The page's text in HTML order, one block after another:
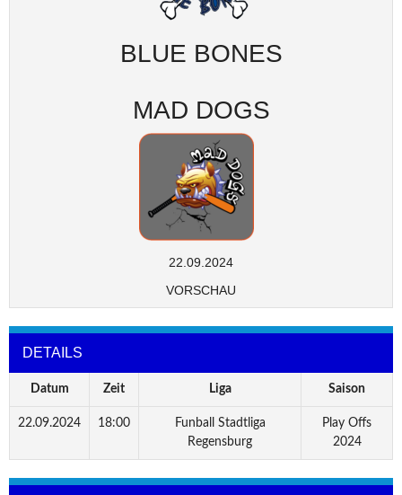
BLUE BONES
MAD DOGS
22.09.2024
VORSCHAU
DETAILS
Datum Zeit Liga Saison
22.09.2024 18:00
Funball Stadtliga
Regensburg
Play Offs
2024